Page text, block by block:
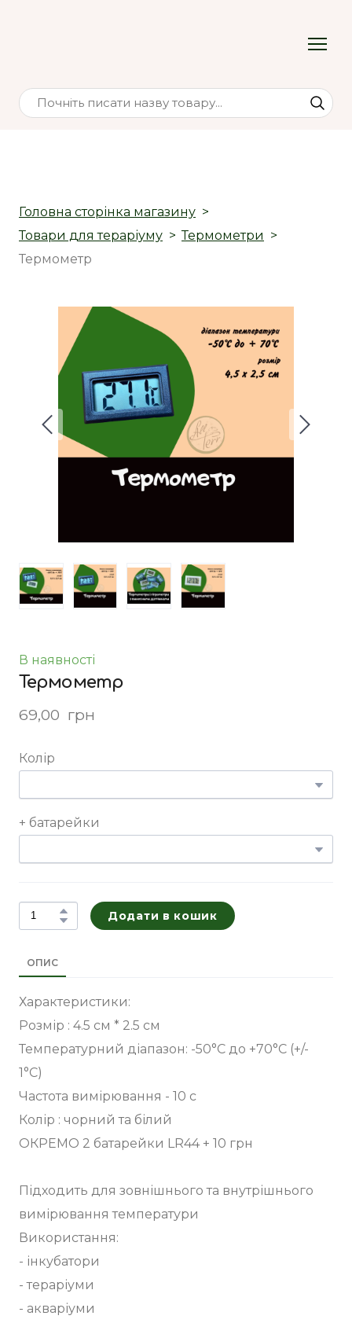
Головна сторінка магазину
Товари для тераріуму
Термометри
Термометр
В наявності
Термометр
69,00  грн
Колір
+ батарейки
Додати в кошик
ОПИС
Характеристики:
Розмір : 4.5 см * 2.5 см
Температурний діапазон: -50°С до +70°С (+/-
1°С)
Частота вимірювання - 10 с
Колір : чорний та білий
ОКРЕМО 2 батарейки LR44 + 10 грн
Підходить для зовнішнього та внутрішнього
вимірювання температури
Використання:
- інкубатори
- тераріуми
- акваріуми